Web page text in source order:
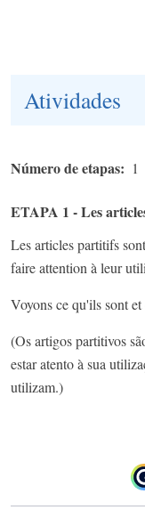
Atividades
Número de etapas 1
ETAPA 1 - Les
Les articles partitifs
faire attention à leur
Voyons ce qu'ils sont
(Os artigos partitivos
estar atento à sua
utilizam.)